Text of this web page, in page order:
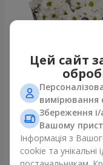
Букет "Кіото" з 5 білих
хризантем
1 066 грн
Замовити
Цей сайт
вимірювання
Збереження
Вашому
Інформація з
cookie та унікальні